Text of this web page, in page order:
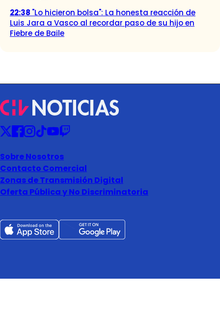
22:38 "Lo hicieron bolsa": La honesta reacción de
Luis Jara a Vasco al recordar paso de su hijo en
Fiebre de Baile
Sobre Nosotros
Contacto Comercial
Zonas de Transmisión Digital
Oferta Pública y No Discriminatoria